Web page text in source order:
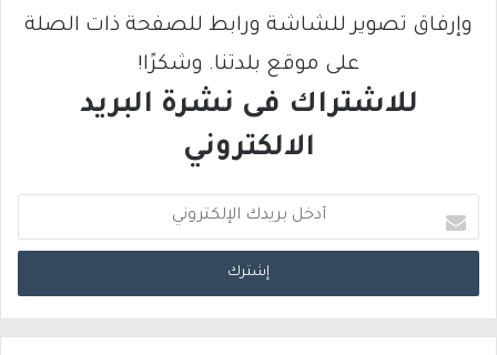
وإرفاق تصوير للشاشة ورابط للصفحة ذات الصلة
على موقع بلدتنا. وشكرًا!
للاشتراك فى نشرة البريد
الالكتروني
د
خ